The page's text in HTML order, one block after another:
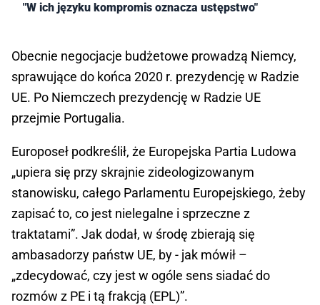
"W ich języku kompromis oznacza ustępstwo"
Obecnie negocjacje budżetowe prowadzą Niemcy,
sprawujące do końca 2020 r. prezydencję w Radzie
UE. Po Niemczech prezydencję w Radzie UE
przejmie Portugalia.
Europoseł podkreślił, że Europejska Partia Ludowa
„upiera się przy skrajnie zideologizowanym
stanowisku, całego Parlamentu Europejskiego, żeby
zapisać to, co jest nielegalne i sprzeczne z
traktatami”. Jak dodał, w środę zbierają się
ambasadorzy państw UE, by - jak mówił –
„zdecydować, czy jest w ogóle sens siadać do
rozmów z PE i tą frakcją (EPL)”.